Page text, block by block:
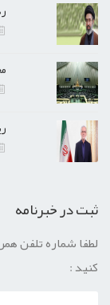
ثبت در خبرنامه
لطفا شماره تلفن
کنید :